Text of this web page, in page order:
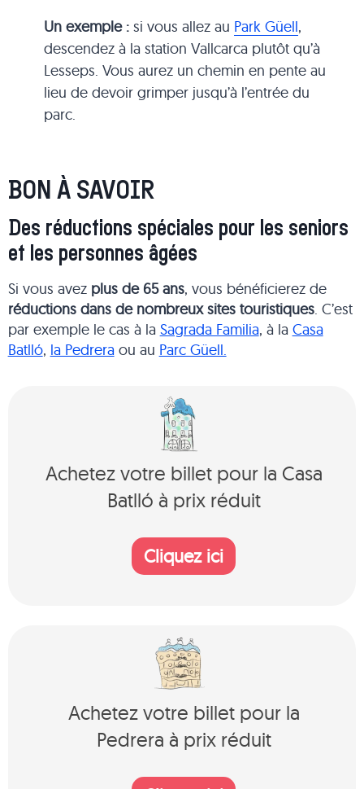
Un exemple : si vous allez au Park Güell,
descendez à la station Vallcarca plutôt qu’à
Lesseps. Vous aurez un chemin en pente au
lieu de devoir grimper jusqu’à l’entrée du
parc.
BON À SAVOIR
Des réductions spéciales pour les seniors
et les personnes âgées
Si vous avez plus de 65 ans, vous bénéficierez de
réductions dans de nombreux sites touristiques. C’est
par exemple le cas à la Sagrada Familia, à la Casa
Batlló, la Pedreraou au Parc Güell.
Achetez votre billet pour la Casa
Batlló à prix réduit
Cliquez ici
Achetez votre billet pour la
Pedrera à prix réduit